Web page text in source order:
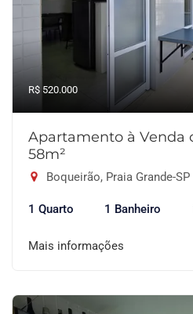
R$ 520.000
Apartamento à Venda
58m²
Boqueirão, Praia Grande-SP
1 Quarto 1 Banheiro
Mais informações